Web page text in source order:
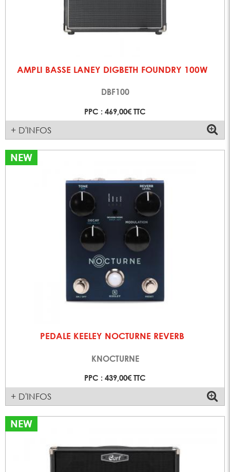
AMPLI BASSE LANEY DIGBETH FOUNDRY 100W
DBF100
PPC : 469,00€ TTC
+ D'INFOS
NEW
PEDALE KEELEY NOCTURNE REVERB
KNOCTURNE
PPC : 439,00€ TTC
+ D'INFOS
NEW